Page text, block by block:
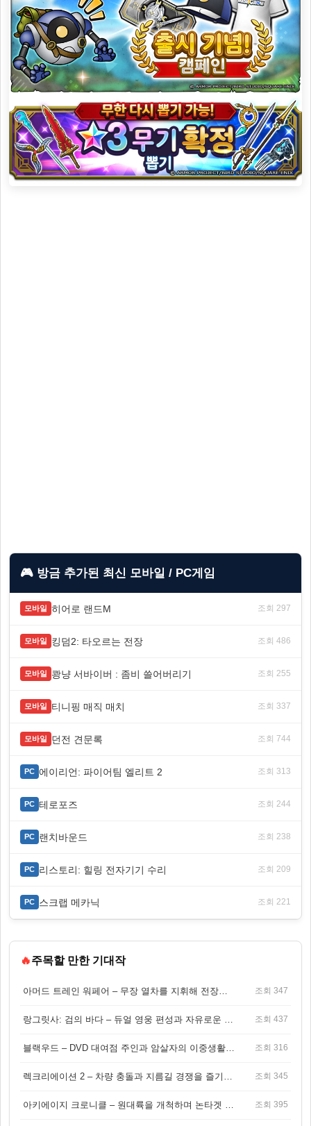
🎮 방금 추가된 최신 모바일 / PC게임
모바일 히어로 랜드M 조회 297
모바일 킹덤2: 타오르는 전장 조회 486
모바일 쾅냥 서바이버 : 좀비 쓸어버리기 조회 255
모바일 티니핑 매직 매치 조회 337
모바일 던전 견문록 조회 744
PC 에이리언: 파이어팀 엘리트 2 조회 313
PC 테로포즈 조회 244
PC 랜치바운드 조회 238
PC 리스토리: 힐링 전자기기 수리 조회 209
PC 스크랩 메카닉 조회 221
🔥주목할 만한 기대작
조회 347
조회 437
조회 316
조회 345
조회 395